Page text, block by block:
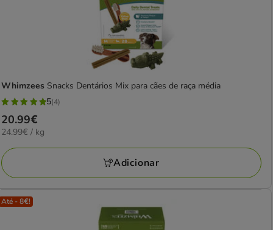
Whimzees Snacks Dentários Mix para cães de raça média
5
estrelas
com
4
avaliações
5(4)
Preço
20.99€
20.99€
24.99€
KG
24.99€ / kg
Adicionar
Até - 8€!